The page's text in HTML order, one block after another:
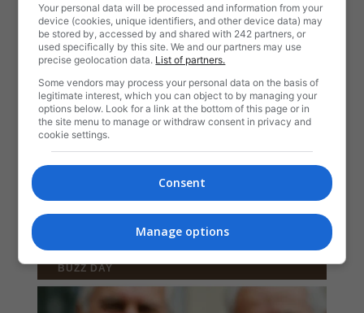
Your personal data will be processed and information from your
device (cookies, unique identifiers, and other device data) may
be stored by, accessed by and shared with 242 partners, or
used specifically by this site. We and our partners may use
precise geolocation data. List of partners.
Some vendors may process your personal data on the basis of
legitimate interest, which you can object to by managing your
options below. Look for a link at the bottom of this page or in
the site menu to manage or withdraw consent in privacy and
cookie settings.
Consent
Manage options